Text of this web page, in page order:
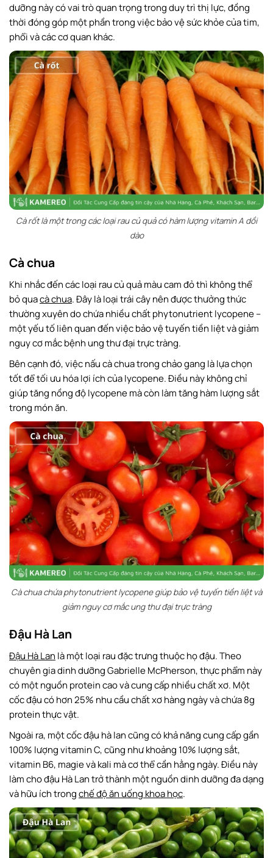
dưỡng này có vai trò quan trọng trong duy trì thị lực, đồng
thời đóng góp một phần trong việc bảo vệ sức khỏe của tim,
phổi và các cơ quan khác.
Cà rốt là một trong các loại rau củ quả có hàm lượng vitamin A dồi
dào
Cà chua
Khi nhắc đến các loại rau củ quả màu cam đỏ thì không thể
bỏ quacà chua. Đây là loại trái cây nên được thưởng thức
thường xuyên do chứa nhiều chất phytonutrient lycopene –
một yếu tố liên quan đến việc bảo vệ tuyến tiền liệt và giảm
nguy cơ mắc bệnh ung thư đại trực tràng.
Bên cạnh đó, việc nấu cà chua trong chảo gang là lựa chọn
tốt để tối ưu hóa lợi ích của lycopene. Điều này không chỉ
giúp tăng nồng độ lycopene mà còn làm tăng hàm lượng sắt
trong món ăn.
Cà chua chứa phytonutrient lycopene giúp bảo vệ tuyến tiền liệt và
giảm nguy cơ mắc ung thư đại trực tràng
Đậu Hà Lan
Đậu Hà Lan là một loại rau đặc trưng thuộc họ đậu. Theo
chuyên gia dinh dưỡng Gabrielle McPherson, thực phẩm này
có một nguồn protein cao và cung cấp nhiều chất xơ. Một
cốc đậu có hơn 25% nhu cầu chất xơ hàng ngày và chứa 8g
protein thực vật.
Ngoài ra, một cốc đậu hà lan cũng có khả năng cung cấp gần
100% lượng vitamin C, cũng như khoảng 10% lượng sắt,
vitamin B6, magie và kali mà cơ thể cần hằng ngày. Điều này
làm cho đậu Hà Lan trở thành một nguồn dinh dưỡng đa dạng
và hữu ích trongchế độ ăn uống khoa học.